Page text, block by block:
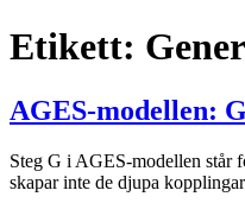
Etikett:
AGES-modellen:
Steg G i AGES-modellen står
skapar inte de djupa